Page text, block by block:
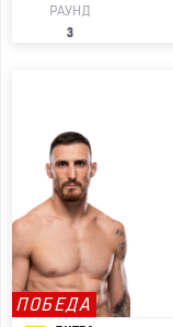
РАУНД
3
ПОБЕДА